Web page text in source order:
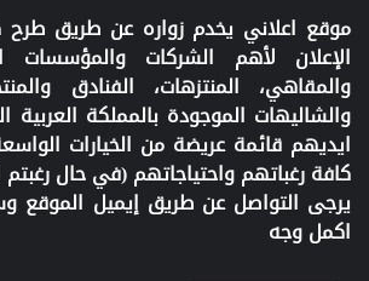
موقع اعلاني يخدم زواره عن طريق
الإعلان لأهم الشركات والمؤسسات
والمقاهي، المنتزهات، الفنادق
والشاليهات الموجودة بالمملكة
ايديهم قائمة عريضة من الخيارات
كافة رغباتهم واحتياجاتهم (في حال
يرجى التواصل عن طريق إيميل الموقع
اكمل وجه